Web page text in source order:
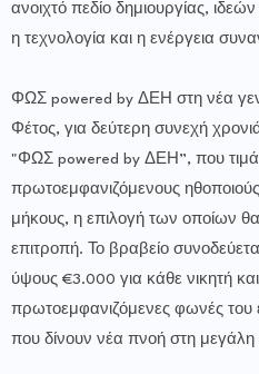
ανοιχτό πεδίο δημιουργίας,
η τεχνολογία και η ενέργεια
ΦΩΣ powered by ΔΕΗ στη νέα
Φέτος, για δεύτερη συνεχή
"ΦΩΣ powered by ΔΕΗ”, που τιμά
πρωτοεμφανιζόμενους ηθοποιούς
μήκους, η επιλογή των οποίων θα
επιτροπή. Το βραβείο
ύψους €3.000 για κάθε νικητή και
πρωτοεμφανιζόμενες φωνές του
που δίνουν νέα πνοή στη μεγάλη